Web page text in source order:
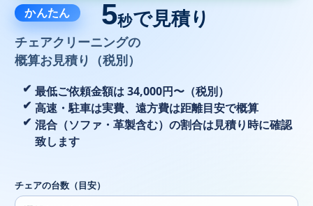
かんたん 5秒で見積り
チェアクリーニングの
概算お見積り（税別）
最低ご依頼金額は 34,000円〜（税別）
高速・駐車は実費、遠方費は距離目安で概算
混合（ソファ・革製含む）の割合は見積り時に確認
致します
チェアの台数（目安）